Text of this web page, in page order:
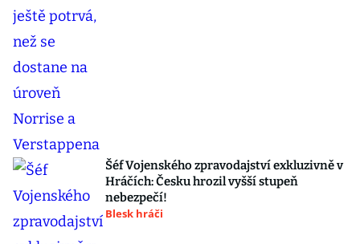
Šéf Vojenského zpravodajství exkluzivně v
Hráčích: Česku hrozil vyšší stupeň
nebezpečí!
Blesk hráči